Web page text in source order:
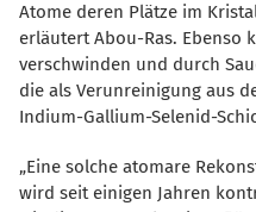
Atome deren Plätze im
erläutert Abou-Ras. Ebenso
verschwinden und durch
die als Verunreinigung aus
Indium-Gallium-Selenid-
Eine solche atomare
wird seit einigen Jahren